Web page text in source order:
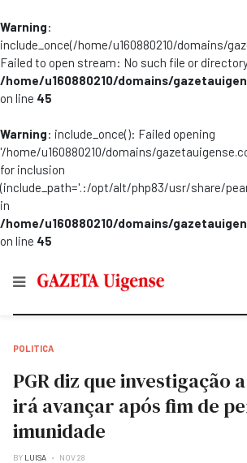
Warning:
include_once(/home/u160880210/domains/
Failed to open stream: No such file or
/home/u160880210/domains/
on line 45
Warning: include_once(): Failed opening
'/home/u160880210/domains/
for inclusion
(include_path='.:/opt/alt/php83/usr/share/
in
/home/u160880210/domains/
on line 45
POLITICA
PGR diz que investigação
irá avançar após fim de
imunidade
BY LUISA NOV 28